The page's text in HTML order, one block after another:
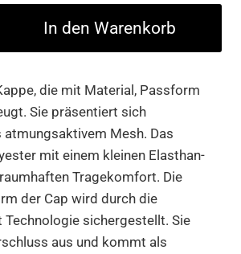
In den Warenkorb
die mit Material, Passform
Sie präsentiert sich
Mesh. Das
mit einem kleinen Elasthan-
Tragekomfort. Die
der Cap wird durch die
Technologie sichergestellt. Sie
aus und kommt als